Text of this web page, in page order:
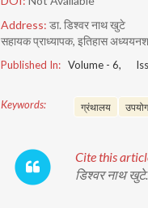
Address: डा. डिश्वर नाथ खुटे
सहायक प्राध्यापक, इतिहास
Published In: Volume - 6,
Keywords: ग्रंथालय
Cite this
डिश्वर नाथ